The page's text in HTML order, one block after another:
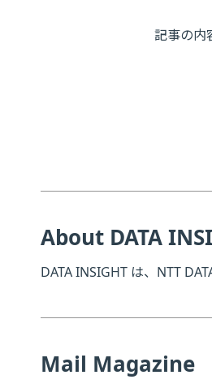
記事の内
About DATA
DATA INSIGHT は、NTT
Mail Magazine